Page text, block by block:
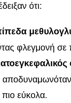
ότι:
φλεγμονή σε
πιο εύκολα.